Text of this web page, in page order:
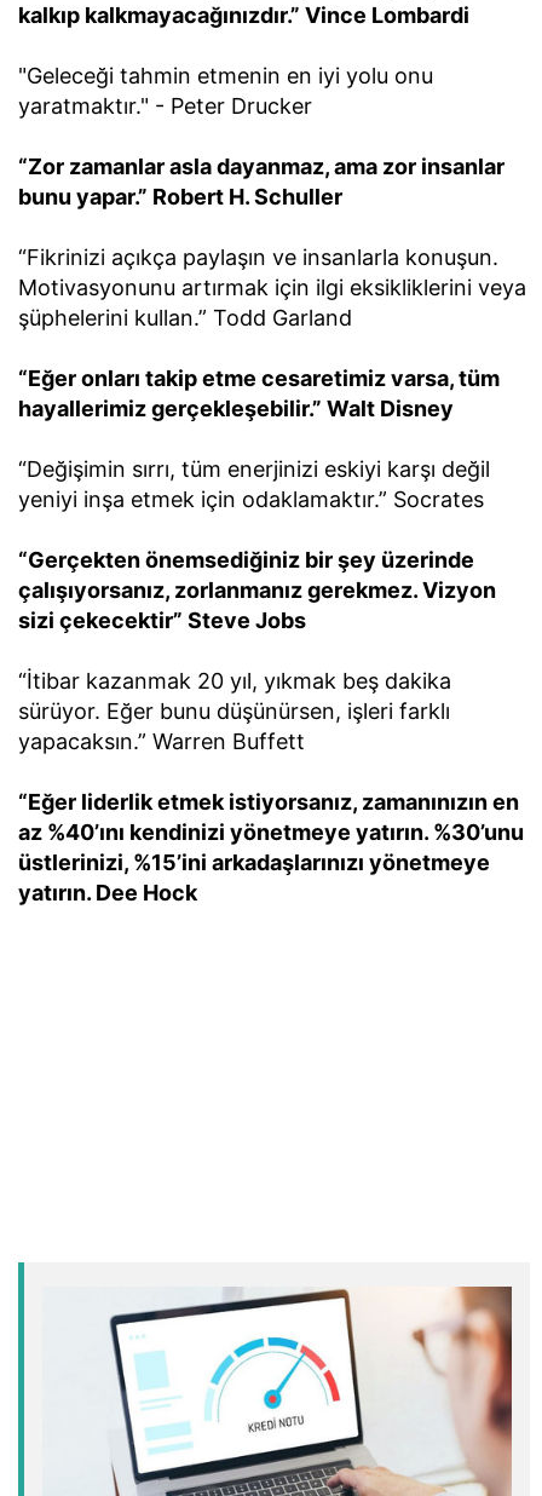
kalkıp kalkmayacağınızdır.” Vince Lombardi
"Geleceği tahmin etmenin en iyi yolu onu
yaratmaktır." - Peter Drucker
“Zor zamanlar asla dayanmaz, ama zor insanlar
bunu yapar.” Robert H. Schuller
“Fikrinizi açıkça paylaşın ve insanlarla konuşun.
Motivasyonunu artırmak için ilgi eksikliklerini veya
şüphelerini kullan.” Todd Garland
“Eğer onları takip etme cesaretimiz varsa, tüm
hayallerimiz gerçekleşebilir.” Walt Disney
“Değişimin sırrı, tüm enerjinizi eskiyi karşı değil
yeniyi inşa etmek için odaklamaktır.” Socrates
“Gerçekten önemsediğiniz bir şey üzerinde
çalışıyorsanız, zorlanmanız gerekmez. Vizyon
sizi çekecektir” Steve Jobs
“İtibar kazanmak 20 yıl, yıkmak beş dakika
sürüyor. Eğer bunu düşünürsen, işleri farklı
yapacaksın.” Warren Buffett
“Eğer liderlik etmek istiyorsanız, zamanınızın en
az %40’ını kendinizi yönetmeye yatırın. %30’unu
üstlerinizi, %15’ini arkadaşlarınızı yönetmeye
yatırın. Dee Hock